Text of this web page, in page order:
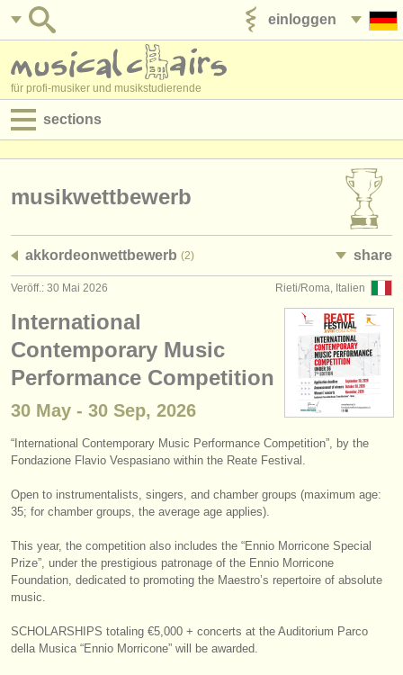
einloggen
für profi-musiker und musikstudierende
sections
jobs - verwaltung
kurse
musikwettbewerbe
instrumentenverkauf
gestohlene instrumente
verzeichnisse:
orchester
musikhochschulen
musicalchairs:
musikwettbewerb
akkordeonwettbewerb (2) share
Rieti/Roma, Italien
Veröff.: 30 Mai 2026
International
Contemporary Music
Performance Competition
30 May - 30 Sep, 2026
“International Contemporary Music Performance Competition”, by the
Fondazione Flavio Vespasiano within the Reate Festival.
Open to instrumentalists, singers, and chamber groups (maximum age:
35; for chamber groups, the average age applies).
This year, the competition also includes the “Ennio Morricone Special
Prize”, under the prestigious patronage of the Ennio Morricone
Foundation, dedicated to promoting the Maestro’s repertoire of absolute
music.
SCHOLARSHIPS totaling €5,000 + concerts at the Auditorium Parco
della Musica “Ennio Morricone” will be awarded.